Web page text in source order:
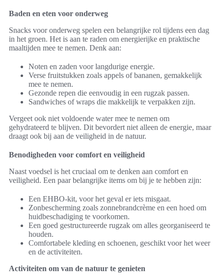
Baden en eten voor onderweg
Snacks voor onderweg spelen een belangrijke rol tijdens een dag
in het groen. Het is aan te raden om energierijke en praktische
maaltijden mee te nemen. Denk aan:
Noten en zaden voor langdurige energie.
Verse fruitstukken zoals appels of bananen, gemakkelijk
mee te nemen.
Gezonde repen die eenvoudig in een rugzak passen.
Sandwiches of wraps die makkelijk te verpakken zijn.
Vergeet ook niet voldoende water mee te nemen om
gehydrateerd te blijven. Dit bevordert niet alleen de energie, maar
draagt ook bij aan de veiligheid in de natuur.
Benodigheden voor comfort en veiligheid
Naast voedsel is het cruciaal om te denken aan comfort en
veiligheid. Een paar belangrijke items om bij je te hebben zijn:
Een EHBO-kit, voor het geval er iets misgaat.
Zonbescherming zoals zonnebrandcrème en een hoed om
huidbeschadiging te voorkomen.
Een goed gestructureerde rugzak om alles georganiseerd te
houden.
Comfortabele kleding en schoenen, geschikt voor het weer
en de activiteiten.
Activiteiten om van de natuur te genieten